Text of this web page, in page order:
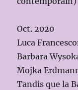
Oct. 2020
Luca
Barbara
Mojka
Tandis que la